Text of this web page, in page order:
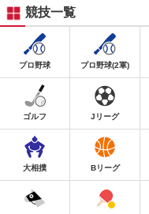
競技一覧
プロ野球 プロ野球(2軍)
ゴルフ Jリーグ
大相撲 Bリーグ